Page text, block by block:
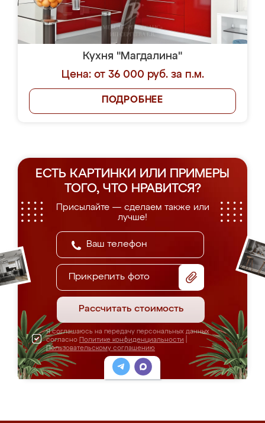
Кухня "Магдалина"
Цена: от 36 000 руб. за п.м.
ПОДРОБНЕЕ
ЕСТЬ КАРТИНКИ ИЛИ ПРИМЕРЫ
ТОГО, ЧТО НРАВИТСЯ?
Присылайте — сделаем также или
лучше!
Прикрепить фото
Рассчитать стоимость
Я соглашаюсь на передачу персональных данных
согласно Политике конфиденциальности
Пользовательскому соглашению